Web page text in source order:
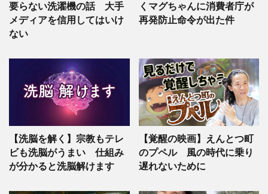
要らない洗濯機の話 大手
メディアを信用してはいけ
ない
くマグちゃんに消費者庁が
再発防止命令が出た件
【洗脳を解く】宗教もテレ
ビも洗脳がうまい 仕組み
が分かると洗脳解けます
【覚醒の映画】えんとつ町
のプペル 風の時代に乗り
遅れないために